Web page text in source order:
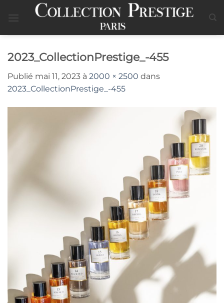
au
2023_CollectionPrestige_-455
Publié mai 11, 2023 à 2000 × 2500 dans
2023_CollectionPrestige_-455